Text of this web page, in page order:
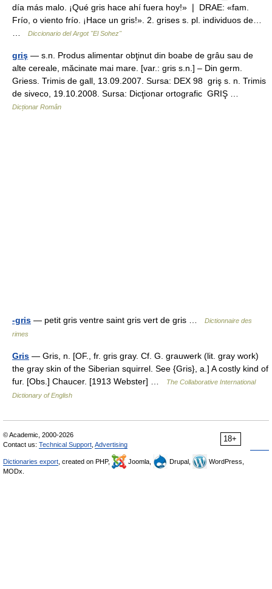
día más malo. ¡Qué gris hace ahí fuera hoy!» ❘ DRAE: «fam.
Frío, o viento frío. ¡Hace un gris!». 2. grises s. pl. individuos de…
Diccionario del Argot "El Sohez"
griş — s.n. Produs alimentar obţinut din boabe de grâu sau de
alte cereale, măcinate mai mare. [var.: gris s.n.] – Din germ.
Griess. Trimis de gall, 13.09.2007. Sursa: DEX 98 griş s. n. Trimis
de siveco, 19.10.2008. Sursa: Dicţionar ortografic GRIŞ …
Dicționar Român
-gris — petit gris ventre saint gris vert de gris …
Dictionnaire des
rimes
Gris — Gris, n. [OF., fr. gris gray. Cf. G. grauwerk (lit. gray work)
the gray skin of the Siberian squirrel. See {Gris}, a.] A costly kind of
fur. [Obs.] Chaucer. [1913 Webster] …
The Collaborative International
Dictionary of English
18+
© Academic, 2000-2026
Contact us: Technical Support Advertising
Dictionaries export , created on PHP, Joomla, Drupal,
WordPress,
MODx.